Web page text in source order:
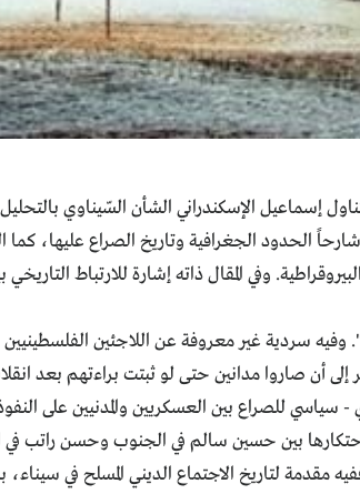
إسماعيل الإسكندراني الشأن السّيناوي
شبه جزيرة الغموض"، شارحاً الحدود الجغرافية وتاريخ
وفي المقال ذاته إشارة للارتباط
وكامب ديفيد". وفيه سردية غير معروفة عن
أن صاروا مدانين حتى لو ثبتت براءتهم بعد
- اقتصادي - سياسي للصراع بين العسكريين
بين حسين سالم في الجنوب وحسن راتب في